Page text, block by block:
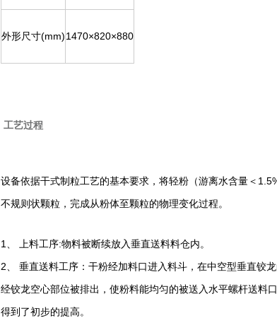
外形尺寸(mm)1470×820×880
工艺过程
设备依据干式制粒工艺的基本要求，将轻粉（游离水含量＜
不规则状颗粒，完成从粉体至颗粒的物理变化过程。
1、 上料工序:物料被断续放入垂直送料料仓内。
2、 垂直送料工序：干粉经加料口进入料斗，在中空型垂直铰
经铰龙空心部位被排出，使粉料能均匀的被送入水平螺杆送料
得到了初步的提高。